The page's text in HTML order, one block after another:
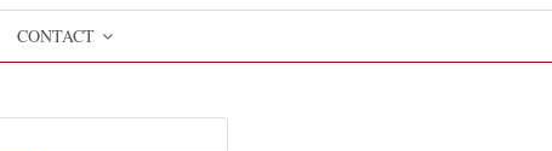
CONTACT